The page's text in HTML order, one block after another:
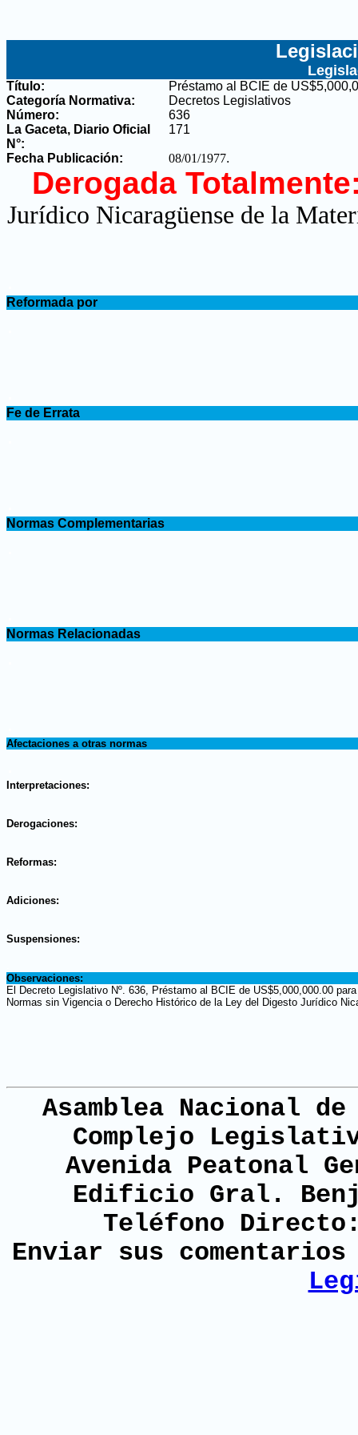
Título:
Préstamo al BCIE de
Categoría Normativa:
Decretos Legislativos
Número:
636
La Gaceta, Diario Oficial
N°:
171
Fecha Publicación: 08/01/1977.
Derogada
Jurídico Nicaragüense de la
Reformada por
Fe de Errata
Normas Complementarias
Normas Relacionadas
Afectaciones a otras normas
Interpretaciones:
Derogaciones:
Reformas:
Adiciones:
Suspensiones:
Observaciones:
El Decreto Legislativo Nº. 636, Préstamo al BCIE de US$5,000,000.00
Normas sin Vigencia o Derecho Histórico de la Ley del Digesto Jurídico
Asamblea Nacional
Complejo
Avenida Peatonal
Edificio Gral.
Teléfono
Enviar sus